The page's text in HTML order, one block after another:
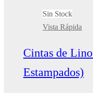
Sin Stock
Vista Rápida
Cintas de
Estampados)